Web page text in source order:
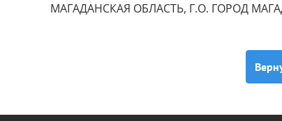
МАГАДАНСКАЯ ОБЛАСТЬ, Г.О. ГОРОД